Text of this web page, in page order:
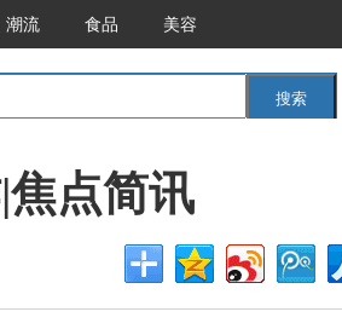
潮流 食品 美容
搜索
点简讯